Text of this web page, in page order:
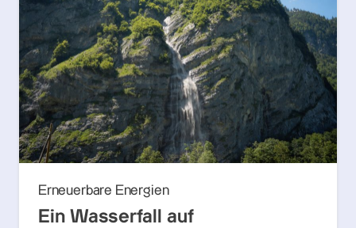
Erneuerbare Energien
Ein Wasserfall auf